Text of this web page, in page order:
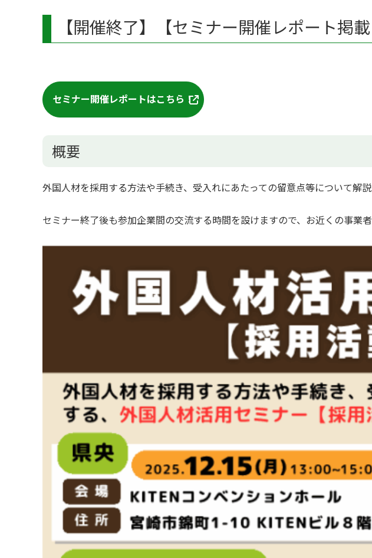
【開催終了】【セミナー開催レポート掲
セミナー開催レポートはこちら！
概要
外国人材を採用する方法や手続き、受入れにあたっての留意点等について解
セミナー終了後も参加企業間の交流する時間を設けますので、お近くの事業